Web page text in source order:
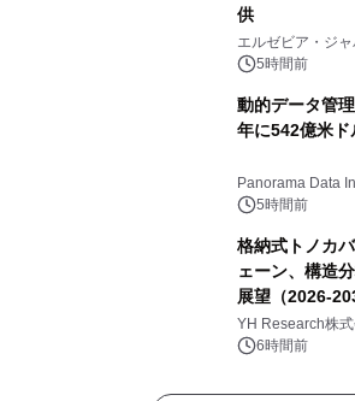
供
エルゼビア・ジ
5時間前
動的データ管
年に542億米
Panorama Data
5時間前
格納式トノカ
ェーン、構造
展望（2026-
YH Research株
6時間前